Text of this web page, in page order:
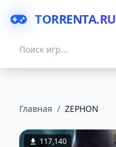
TORRENTA.RU
Главная / ZEPHON
117,140